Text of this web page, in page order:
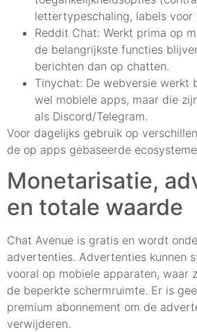
lettertypeschaling, labels voor
Reddit Chat: Werkt prima op
de belangrijkste functies
berichten dan op chatten.
Tinychat: De webversie werkt
wel mobiele apps, maar die
als Discord/Telegram.
Voor dagelijks gebruik op
de op apps gebaseerde
Monetarisatie,
en totale waarde
Chat Avenue is gratis en wordt
advertenties. Advertenties kunnen
vooral op mobiele apparaten, waar
de beperkte schermruimte. Er is
premium abonnement om de
verwijderen.